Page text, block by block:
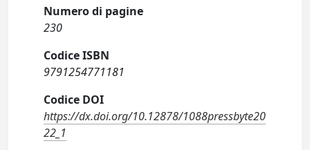
Numero di pagine
230
Codice ISBN
9791254771181
Codice DOI
https://dx.doi.org/10.12878/1088pressbyte20
22_1